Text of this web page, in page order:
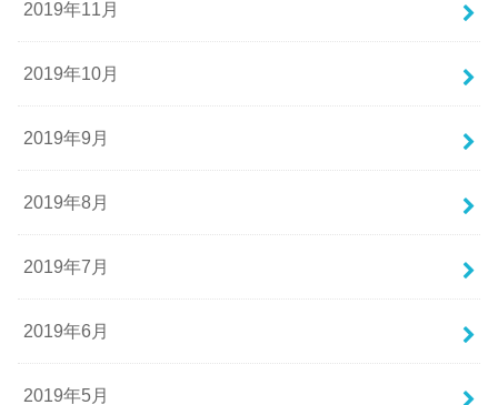
2019年11月
2019年10月
2019年9月
2019年8月
2019年7月
2019年6月
2019年5月